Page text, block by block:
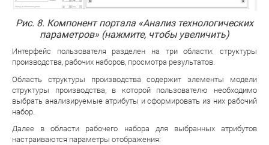
Рис. 8. Компонент портала «Анализ технологических
параметров» (нажмите, чтобы увеличить)
Интерфейс пользователя разделен на три области: структуры
производства, рабочих наборов, просмотра результатов.
Область структуры производства содержит элементы модели
структуры производства, в которой пользователю необходимо
выбрать анализируемые атрибуты и сформировать из них рабочий
набор.
Далее в области рабочего набора для выбранных атрибутов
настраиваются параметры отображения: